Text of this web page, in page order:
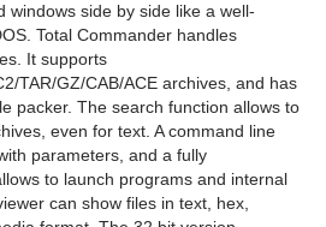
windows side by side like a well-
Total Commander handles
It supports
TAR/GZ/CAB/ACE archives, and has
packer. The search function allows to
even for text. A command line
parameters, and a fully
to launch programs and internal
can show files in text, hex,